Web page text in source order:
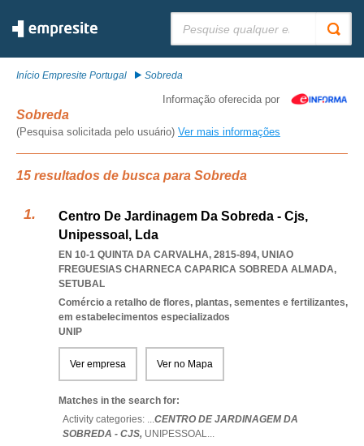
Início Empresite Portugal Sobreda
Informação oferecida por
Sobreda
(Pesquisa solicitada pelo usuário) Ver mais informações
15 resultados de busca para Sobreda
Centro De Jardinagem Da Sobreda - Cjs,
Unipessoal, Lda
EN 10-1 QUINTA DA CARVALHA, 2815-894, UNIAO
FREGUESIAS CHARNECA CAPARICA SOBREDA ALMADA,
SETUBAL
Comércio a retalho de flores, plantas, sementes e fertilizantes,
em estabelecimentos especializados
UNIP
Ver empresa Ver no Mapa
Matches in the search for:
Activity categories: ...CENTRO DE JARDINAGEM DA
SOBREDA - CJS, UNIPESSOAL...